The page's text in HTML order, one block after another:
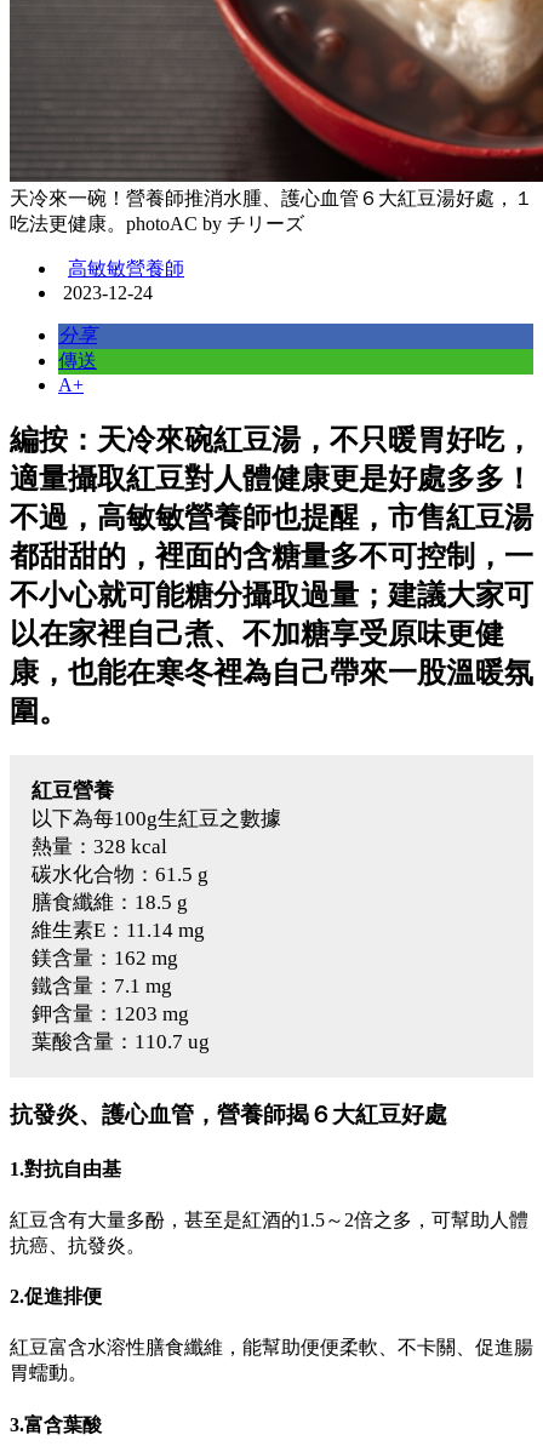
天冷來一碗！營養師推消水腫、護心血管６大紅豆湯好處，１
吃法更健康。photoAC by チリーズ
高敏敏營養師
2023-12-24
分享
傳送
A+
編按：天冷來碗紅豆湯，不只暖胃好吃，
適量攝取紅豆對人體健康更是好處多多！
不過，高敏敏營養師也提醒，市售紅豆湯
都甜甜的，裡面的含糖量多不可控制，一
不小心就可能糖分攝取過量；建議大家可
以在家裡自己煮、不加糖享受原味更健
康，也能在寒冬裡為自己帶來一股溫暖氛
圍。
紅豆營養
以下為每100g生紅豆之數據
熱量：328 kcal
碳水化合物：61.5 g
膳食纖維：18.5 g
維生素E：11.14 mg
鎂含量：162 mg
鐵含量：7.1 mg
鉀含量：1203 mg
葉酸含量：110.7 ug
抗發炎、護心血管，營養師揭６大紅豆好處
1.對抗自由基
紅豆含有大量多酚，甚至是紅酒的1.5～2倍之多，可幫助人體
抗癌、抗發炎。
2.促進排便
紅豆富含水溶性膳食纖維，能幫助便便柔軟、不卡關、促進腸
胃蠕動。
3.富含葉酸